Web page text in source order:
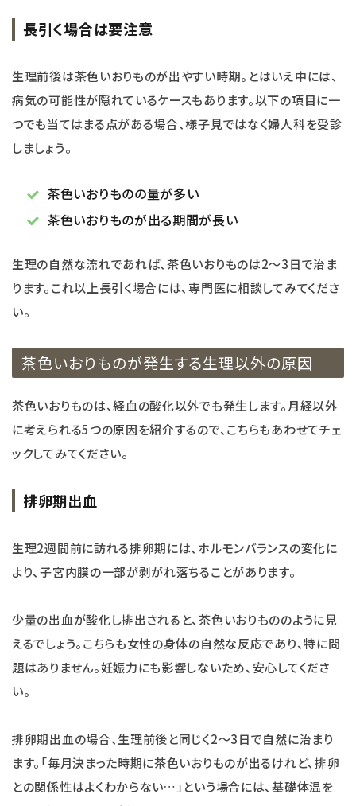
長引く場合は要注意
生理前後は茶色いおりものが出やすい時期。とはいえ中には、
病気の可能性が隠れているケースもあります。以下の項目に一
つでも当てはまる点がある場合、様子見ではなく婦人科を受診
しましょう。
茶色いおりものの量が多い
茶色いおりものが出る期間が長い
生理の自然な流れであれば、茶色いおりものは2～3日で治ま
ります。これ以上長引く場合には、専門医に相談してみてくださ
い。
茶色いおりものが発生する生理以外の原因
茶色いおりものは、経血の酸化以外でも発生します。月経以外
に考えられる5つの原因を紹介するので、こちらもあわせてチェ
ックしてみてください。
排卵期出血
生理2週間前に訪れる排卵期には、ホルモンバランスの変化に
より、子宮内膜の一部が剥がれ落ちることがあります。
少量の出血が酸化し排出されると、茶色いおりもののように見
えるでしょう。こちらも女性の身体の自然な反応であり、特に問
題はありません。妊娠力にも影響しないため、安心してくださ
い。
排卵期出血の場合、生理前後と同じく2～3日で自然に治まり
ます。「毎月決まった時期に茶色いおりものが出るけれど、排卵
との関係性はよくわからない…」という場合には、基礎体温を